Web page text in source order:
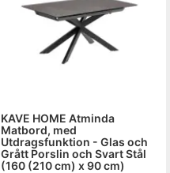
KAVE HOME Atminda
Matbord, med
Utdragsfunktion - Glas och
Grått Porslin och Svart Stål
(160 (210 cm) x 90 cm)